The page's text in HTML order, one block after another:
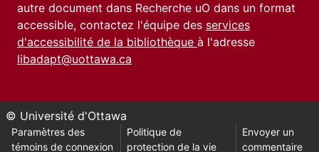
autre document dans Recherche uO dans un format
accessible, contactez l'équipe des services
d'accessibilité de la bibliothèque à l'adresse
libadapt@uottawa.ca
© Université d'Ottawa
Paramètres des
témoins de connexion
Politique de
protection de la vie
Envoyer un
commentaire